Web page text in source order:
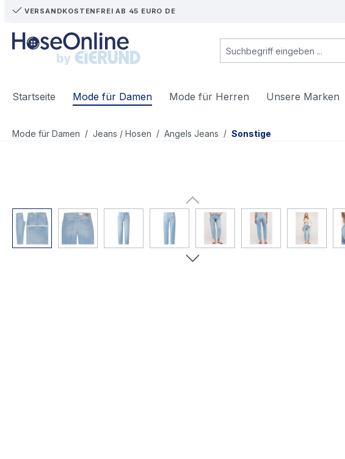
Hauptinhalt springen
Zur Suche springen
Zur Hauptnavigation springen
VERSANDKOSTENFREI AB 45 EURO DE
Startseite Mode für Damen Mode für Herren Unsere Marken
Mode für Damen / Jeans / Hosen / Angels Jeans / Sonstige
Bildergalerie überspringen